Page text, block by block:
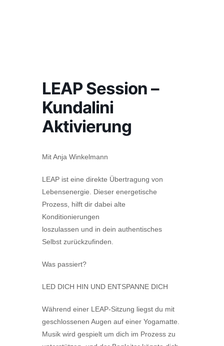
LEAP Session –
Kundalini
Aktivierung
Mit Anja Winkelmann
LEAP ist eine direkte Übertragung von
Lebensenergie. Dieser energetische
Prozess, hilft dir dabei alte
Konditionierungen
loszulassen und in dein authentisches
Selbst zurückzufinden.
Was passiert?
LED DICH HIN UND ENTSPANNE DICH
Während einer LEAP-Sitzung liegst du mit
geschlossenen Augen auf einer Yogamatte.
Musik wird gespielt um dich im Prozess zu